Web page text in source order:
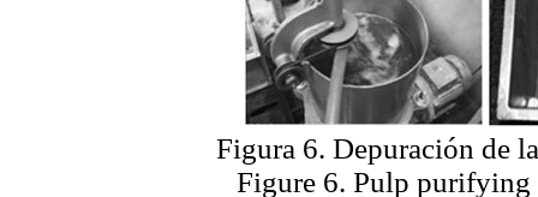
Figura 6. Depuración de
Figure 6. Pulp purifying